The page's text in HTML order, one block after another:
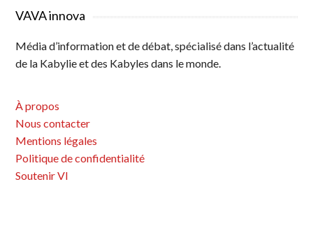
VAVA innova
Média d’information et de débat, spécialisé dans l’actualité
de la Kabylie et des Kabyles dans le monde.
À propos
Nous contacter
Mentions légales
Politique de confidentialité
Soutenir VI